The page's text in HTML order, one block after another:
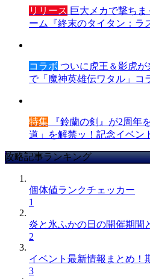
リリース 巨大メカで撃ち
ーム『終末のタイタン：ラ
コラボ ついに虎王＆影虎が
で「魔神英雄伝ワタル」コ
特集 『鈴蘭の剣』が2周年
道」を解禁ッ！記念イベン
攻略記事ランキング
個体値ランクチェッカー
1
炎と氷ふかの日の開催期間
2
イベント最新情報まとめ！
3